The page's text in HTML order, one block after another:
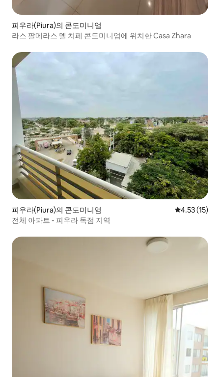
피우라(Piura)의 콘도미니엄
라스 팔메라스 델 치페 콘도미니엄에 위치한 Casa Zhara
피우라(Piura)의 콘도미니엄 평점 4.53점
4.53 (15)
전체 아파트 - 피우라 독점 지역